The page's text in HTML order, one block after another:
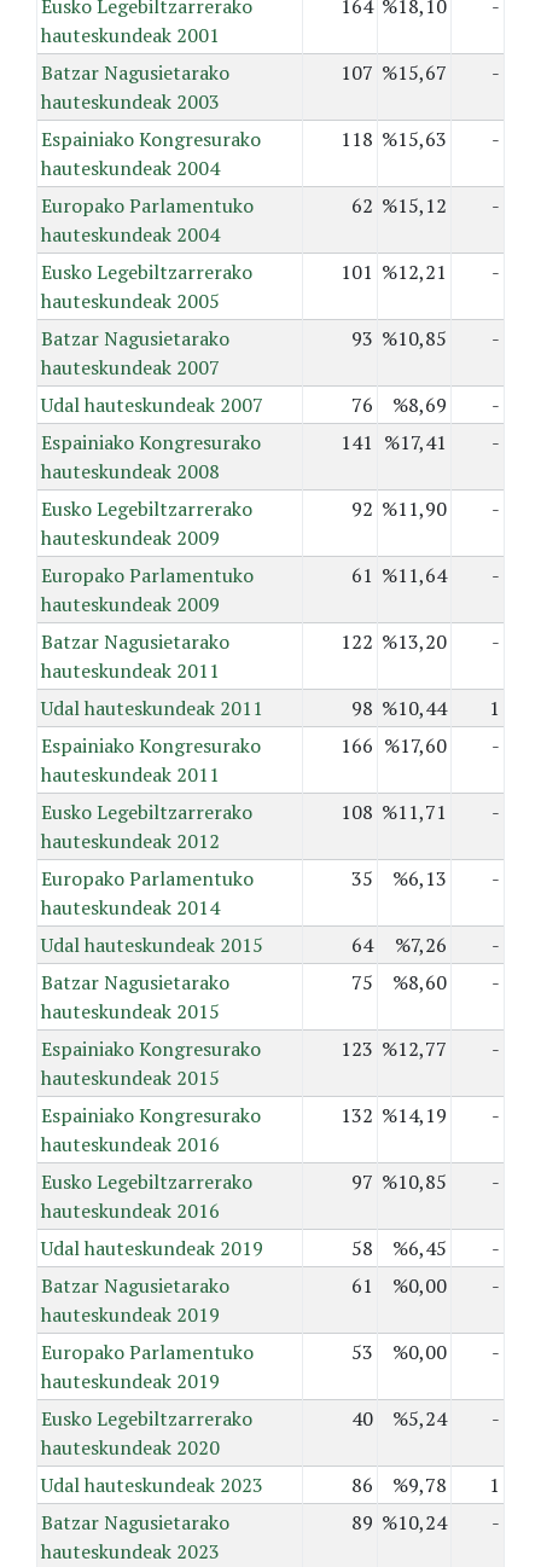
Eusko Legebiltzarrerako
hauteskundeak 2001
164 %18,10 -
Batzar Nagusietarako
hauteskundeak 2003
107 %15,67 -
Espainiako Kongresurako
hauteskundeak 2004
118 %15,63 -
Europako Parlamentuko
hauteskundeak 2004
62 %15,12 -
Eusko Legebiltzarrerako
hauteskundeak 2005
101 %12,21 -
Batzar Nagusietarako
hauteskundeak 2007
93 %10,85 -
Udal hauteskundeak 2007 76 %8,69
-
Espainiako Kongresurako
hauteskundeak 2008
141 %17,41 -
Eusko Legebiltzarrerako
hauteskundeak 2009
92 %11,90 -
Europako Parlamentuko
hauteskundeak 2009
61 %11,64 -
Batzar Nagusietarako
hauteskundeak 2011
122 %13,20 -
Udal hauteskundeak 2011 98 %10,44
1
Espainiako Kongresurako
hauteskundeak 2011
166 %17,60 -
Eusko Legebiltzarrerako
hauteskundeak 2012
108 %11,71 -
Europako Parlamentuko
hauteskundeak 2014
35 %6,13 -
Udal hauteskundeak 2015 64 %7,26
-
Batzar Nagusietarako
hauteskundeak 2015
75 %8,60 -
Espainiako Kongresurako
hauteskundeak 2015
123 %12,77 -
Espainiako Kongresurako
hauteskundeak 2016
132 %14,19 -
Eusko Legebiltzarrerako
hauteskundeak 2016
97 %10,85 -
Udal hauteskundeak 2019 58 %6,45
-
Batzar Nagusietarako
hauteskundeak 2019
61 %0,00 -
Europako Parlamentuko
hauteskundeak 2019
53 %0,00 -
Eusko Legebiltzarrerako
hauteskundeak 2020
40 %5,24 -
Udal hauteskundeak 2023 86 %9,78
1
Batzar Nagusietarako
hauteskundeak 2023
89 %10,24 -